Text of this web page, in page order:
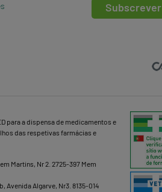
Subscrever
para a dispensa de medicamentos e
das respetivas farmácias e
Martins, Nr 2. 2725-397 Mem
Avenida Algarve, Nr3. 8135-014